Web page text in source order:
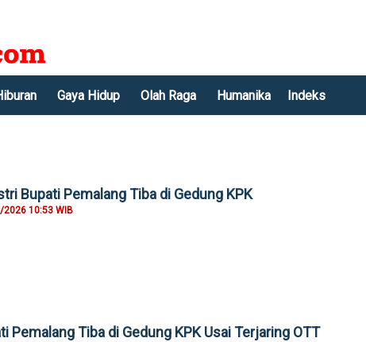
Gaya Hidup Olah Raga Humanika Indeks
Bupati Pemalang Tiba di Gedung KPK
10:53 WIB
Pemalang Tiba di Gedung KPK Usai Terjaring OTT